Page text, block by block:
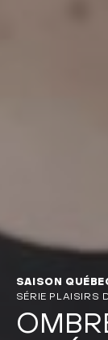
SAISON
SÉRIE PLAISIRS